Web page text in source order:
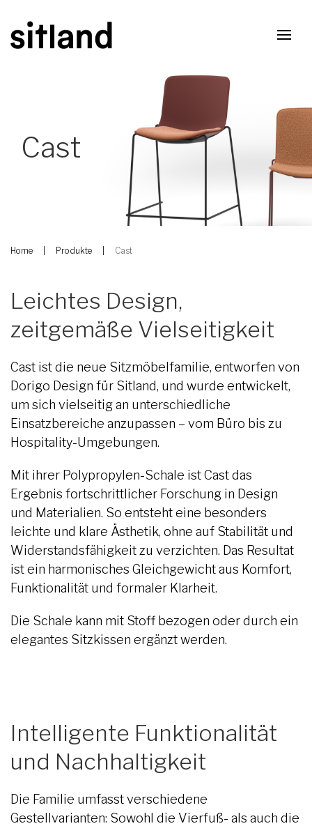
Cast
Home Produkte Cast
Leichtes Design,
zeitgemäße Vielseitigkeit
Cast ist die neue Sitzmöbelfamilie, entworfen von
Dorigo Design für Sitland, und wurde entwickelt,
um sich vielseitig an unterschiedliche
Einsatzbereiche anzupassen – vom Büro bis zu
Hospitality-Umgebungen.
Mit ihrer Polypropylen-Schale ist Cast das
Ergebnis fortschrittlicher Forschung in Design
und Materialien. So entsteht eine besonders
leichte und klare Ästhetik, ohne auf Stabilität und
Widerstandsfähigkeit zu verzichten. Das Resultat
ist ein harmonisches Gleichgewicht aus Komfort,
Funktionalität und formaler Klarheit.
Die Schale kann mit Stoff bezogen oder durch ein
elegantes Sitzkissen ergänzt werden.
Intelligente Funktionalität
und Nachhaltigkeit
Die Familie umfasst verschiedene
Gestellvarianten: Sowohl die Vierfuß- als auch die